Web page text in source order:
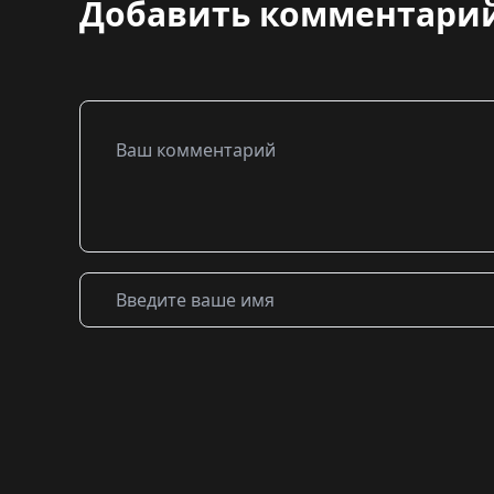
Добавить